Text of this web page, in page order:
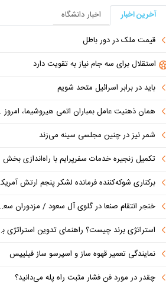
آخرین اخبار
اخبار دانشگاه
قیمت ملک در دور باطل
استقلال برای سه جام نیاز به تقویت دارد
باید در برابر اسرائیل متحد شویم
همان ذهنیت عامل بمباران اتمی هیروشیما، امروز در واشنگتن حاکم است
شمر نیز در چنین مجلسی سینه می‌زند
تکمیل زنجیره خدمات سفرپرایم با راه‌اندازی بخش تور
برکناری شوکه‌کننده فرمانده لشکر پنجم ارتش آمریکا در اروپا
خنجر انتقام صنعا در گلوی آل سعود / مزدوران سعودی زیر ضرب انصارالله
استراتژی برند چیست؟ راهنمای تدوین استراتژی برند برای ساخت مسیر رشد متمایز
نمایندگی تعمیر قهوه ساز و اسپرسو ساز فیلیپس
چقدر در مورد فن فشار مثبت راه پله می‌دانید؟